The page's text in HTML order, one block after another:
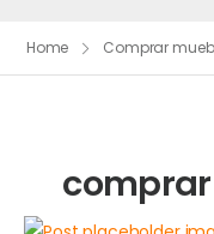
Home Comprar